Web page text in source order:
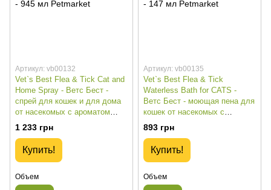
Артикул: vb00132
Vet`s Best Flea & Tick Cat and
Home Spray - Ветс Бест -
спрей для кошек и для дома
от насекомых с ароматом
хлопка и специй - 945 мл
1 233 грн
Купить!
Объем
Артикул: vb00135
Vet`s Best Flea & Tick
Waterless Bath for CATS -
Ветс Бест - моющая пена для
кошек от насекомых с
ароматом хлопка и специй -
147 мл
893 грн
Купить!
Объем